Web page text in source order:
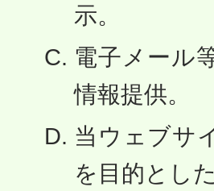
示。
電子メール
情報提供。
当ウェブサ
を目的とし